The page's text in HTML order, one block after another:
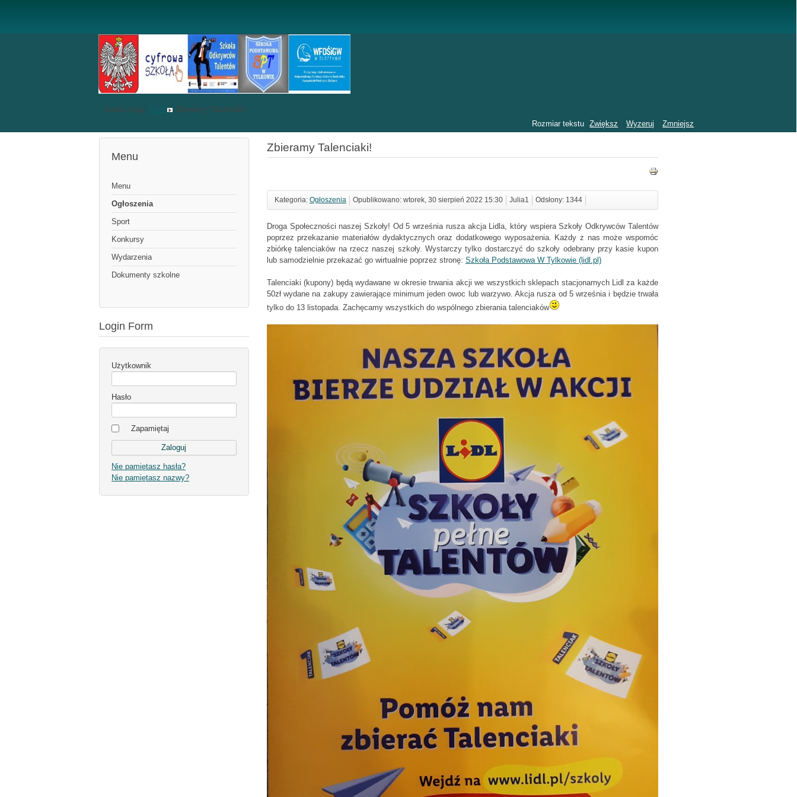
Rozmiar tekstu Zwiększ Wyzeruj Zmniejsz
Jesteś tutaj: Zbieramy Talenciaki!
Menu
Menu
Ogłoszenia
Sport
Konkursy
Wydarzenia
Dokumenty szkolne
Login Form
Użytkownik
Hasło
Zapamiętaj
Nie pamiętasz hasła?
Nie pamiętasz nazwy?
Zbieramy Talenciaki!
Kategoria: Ogłoszenia Opublikowano: wtorek, 30 sierpień 2022 15:30 Julia1 Odsłony: 1344
Droga Społeczności naszej Szkoły! Od 5 września rusza akcja Lidla, który wspiera Szkoły Odkrywców Talentów
poprzez przekazanie materiałów dydaktycznych oraz dodatkowego wyposażenia. Każdy z nas może wspomóc
zbiórkę talenciaków na rzecz naszej szkoły. Wystarczy tylko dostarczyć do szkoły odebrany przy kasie kupon
lub samodzielnie przekazać go wirtualnie poprzez stronę: Szkoła Podstawowa W Tylkowie (lidl.pl)
Talenciaki (kupony) będą wydawane w okresie trwania akcji we wszystkich sklepach stacjonarnych Lidl za każde
50zł wydane na zakupy zawierające minimum jeden owoc lub warzywo. Akcja rusza od 5 września i będzie trwała
tylko do 13 listopada. Zachęcamy wszystkich do wspólnego zbierania talenciaków